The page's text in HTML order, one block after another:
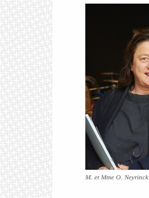
M. et Mme O. Neyrinck